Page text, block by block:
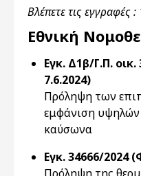
Βλέπετε τις εγγραφές
Εθνική
Εγκ. Δ1β/Γ.Π.
7.6.2024)
Πρόληψη των
εμφάνιση υψηλών
καύσωνα
Εγκ. 34666/2024